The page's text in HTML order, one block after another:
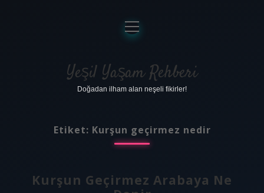
Anasayfa
Gizlilik Politikası
Yasal Uyarı
menüyü
aç
Yeşil Yaşam Rehberi
Doğadan ilham alan neşeli fikirler!
Etiket: Kurşun geçirmez nedir
Kurşun Geçirmez Arabaya Ne